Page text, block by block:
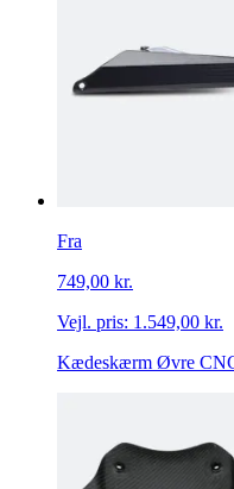
Fra
749,00 kr.
Vejl. pris: 1.549,00 kr.
Kædeskærm Øvre